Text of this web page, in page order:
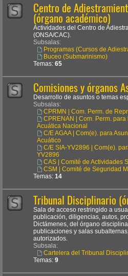
Centro de
(órgano académico)
Actividades del Centro de
(ONSA/CAC).
Subsalas:
Programas (Cursos de
Buceo (Submarinismo)
Temas: 65
Comisiones y órganos
Desarrollo de asuntos o temas
Subsalas:
CPRMN | Com. Perm. de
CPRENAN | Com. Perm.
Acuática Nacional
C/E AGAA | Com(e). para
Acuático
C/E SIA-YV2896 | Com(e).
YV2896
CAS | Comité de Actividades
CSM | Comité de Seguridad
Temas: 14
Tribunal Disciplinario
Sala de acceso restringido a
publicación, diligencias, autos,
Dictámenes, del órgano
publicaciones y salas
autorizados.
Subsala:
Cartelera del Tribunal
Temas: 9